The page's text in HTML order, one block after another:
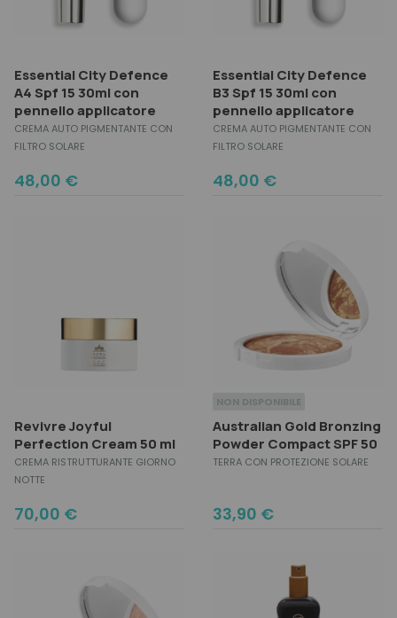
Essential City Defence
A4 Spf 15 30ml con
pennello applicatore
CREMA AUTO PIGMENTANTE CON
FILTRO SOLARE
48,00 €
Essential City Defence
B3 Spf 15 30ml con
pennello applicatore
CREMA AUTO PIGMENTANTE CON
FILTRO SOLARE
48,00 €
Revivre Joyful
Perfection Cream 50 ml
CREMA RISTRUTTURANTE GIORNO
NOTTE
70,00 €
NON DISPONIBILE
Australian Gold Bronzing
Powder Compact SPF 50
TERRA CON PROTEZIONE SOLARE
33,90 €
Strumenti professionali
Kit e set
Cofanetti regalo
Esigenza
Liscianti
Protezione colore
Protezione solare
Ricostruzione
Seboregolazione
Grigi e Bianchi
Normali
Ricci
Secchi
Spessi
Physia Oli Essenziali
Scopri anche
Migliori marche
Kit e idee regalo
Trucco
Esigenza
Scopri anche
Migliori marche